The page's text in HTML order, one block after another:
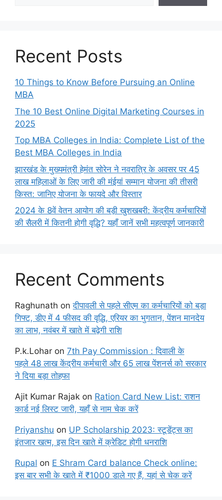
Recent Posts
10 Things to Know Before Pursuing an Online
MBA
The 10 Best Online Digital Marketing Courses in
2025
Top MBA Colleges in India: Complete List of the
Best MBA Colleges in India
झारखंड के मुख्यमंत्री हेमंत सोरेन ने नवरात्रि के अवसर पर 45
लाख महिलाओं के लिए जारी की मंईयां सम्मान योजना की तीसरी
किस्त: जानिए योजना के फायदे और विस्तार
2024 के 8वें वेतन आयोग की बड़ी खुशखबरी: केंद्रीय कर्मचारियों
की सैलरी में कितनी होगी वृद्धि? यहाँ जानें सभी महत्वपूर्ण जानकारी
Recent Comments
Raghunath onदीपावली से पहले सीएम का कर्मचारियों को बड़ा
गिफ्ट, डीए में 4 फीसद की वृद्धि, एरियर का भुगतान, पेंशन मानदेय
का लाभ, नवंबर में खाते में बढ़ेगी राशि
P.k.Lohar on 7th Pay Commission : दिवाली के
पहले 48 लाख केंद्रीय कर्मचारी और 65 लाख पेंशनर्स को सरकार
ने दिया बड़ा तोहफा
Ajit Kumar Rajak on Ration Card New List: राशन
कार्ड नई लिस्ट जारी, यहाँ से नाम चेक करें
Priyanshu on UP Scholarship 2023: स्टूडेंट्स का
इंतजार खत्म, इस दिन खाते में क्रेडिट होगी धनराशि
Rupal on E Shram Card balance Check online:
इस बार सभी के खाते में ₹1000 डाले गए हैं, यहां से चेक करें